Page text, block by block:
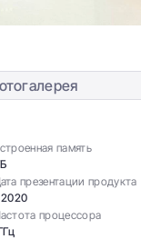
память
презентации продукта
процессора